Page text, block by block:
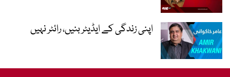
اپنی زندگی کے ایڈیٹر بنیں، رائٹر نہیں